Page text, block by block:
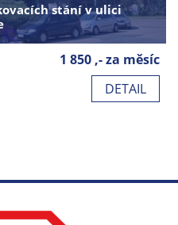
stání v ulici
1 850 ,- za měsíc
DETAIL